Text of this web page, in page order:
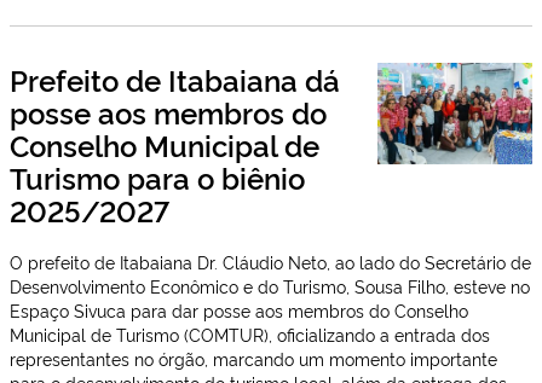
parceria
a
Senadora
Daniela
Ribeiro
e
Lucas
Ribeiro,
contempla
dez
comunidades
Prefeito de Itabaiana dá
posse aos membros do
Conselho Municipal de
Turismo para o biênio
2025/2027
O prefeito de Itabaiana Dr. Cláudio Neto, ao lado do Secretário de
Desenvolvimento Econômico e do Turismo, Sousa Filho, esteve no
Espaço Sivuca para dar posse aos membros do Conselho
Municipal de Turismo (COMTUR), oficializando a entrada dos
representantes no órgão, marcando um momento importante